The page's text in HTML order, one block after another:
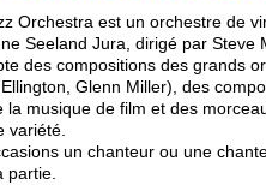
Orchestra est un orchestre de
Seeland Jura, dirigé par Steve
des compositions des grands
Glenn Miller), des
la musique de film et des
variété.
un chanteur ou une
partie.